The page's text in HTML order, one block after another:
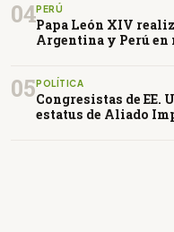
04PERÚ
Papa León XIV
Argentina y Perú en
05 POLÍTICA
Congresistas de EE.
estatus de Aliado